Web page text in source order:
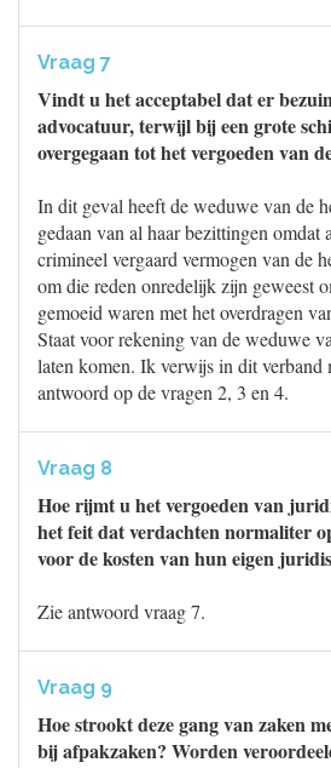
Vraag 7
Vindt u het acceptabel dat er
advocatuur, terwijl bij een grote
overgegaan tot het vergoeden van
In dit geval heeft de weduwe van de
gedaan van al haar bezittingen
crimineel vergaard vermogen van de
om die reden onredelijk zijn geweest
gemoeid waren met het overdragen
Staat voor rekening van de weduwe
laten komen. Ik verwijs in dit verband
antwoord op de vragen 2, 3 en 4.
Vraag 8
Hoe rijmt u het vergoeden van
het feit dat verdachten normaliter
voor de kosten van hun eigen
Zie antwoord vraag 7.
Vraag 9
Hoe strookt deze gang van zaken
bij afpakzaken? Worden